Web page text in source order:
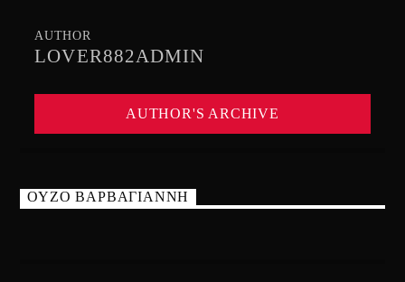
AUTHOR
LOVER882ADMIN
AUTHOR'S ARCHIVE
ΟΥΖΟ ΒΑΡΒΑΓΙΑΝΝΗ